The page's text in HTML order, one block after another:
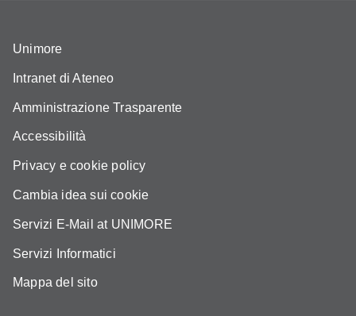
Unimore
Intranet di Ateneo
Amministrazione Trasparente
Accessibilità
Privacy e cookie policy
Cambia idea sui cookie
Servizi E-Mail at UNIMORE
Servizi Informatici
Mappa del sito